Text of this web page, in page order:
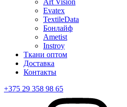
Art Vision
Evatex
TextileData
Бонлайф
Ametist
Instroy
Ткани оптом
Доставка
Контакты
+375 29 358 98 65